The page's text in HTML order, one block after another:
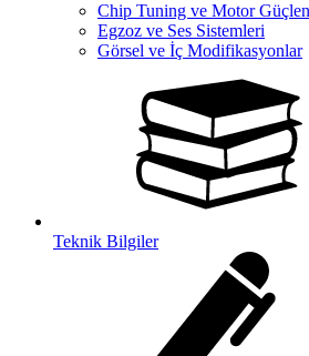
Chip Tuning ve Motor
Egzoz ve Ses Sistemleri
Görsel ve İç Modifikasyonlar
Teknik Bilgiler